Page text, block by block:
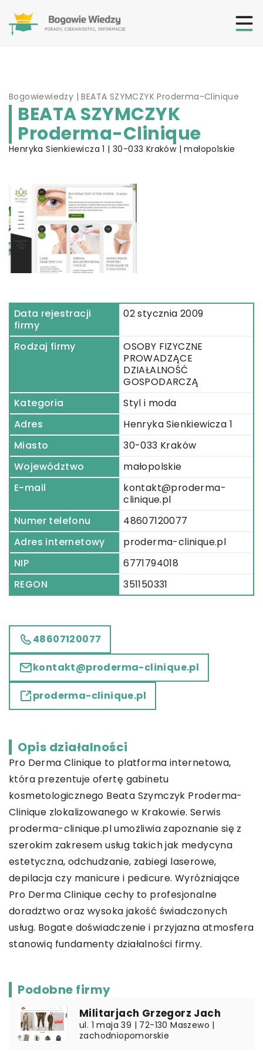
Bogowiewiedzy |BEATA SZYMCZYK Proderma-Clinique
BEATA SZYMCZYK
Proderma-Clinique
Henryka Sienkiewicza 1 | 30-033 Kraków | małopolskie
Data rejestracji
firmy
02 stycznia 2009
Rodzaj firmy
OSOBY FIZYCZNE
PROWADZĄCE
DZIAŁALNOŚĆ
GOSPODARCZĄ
Kategoria
Styl i moda
Adres
Henryka Sienkiewicza 1
Miasto
30-033 Kraków
Województwo
małopolskie
E-mail
kontakt@proderma-
clinique.pl
Numer telefonu
48607120077
Adres internetowy
proderma-clinique.pl
NIP
6771794018
REGON
351150331
48607120077
kontakt@proderma-clinique.pl
proderma-clinique.pl
Opis działalności
Pro Derma Clinique to platforma internetowa,
która prezentuje ofertę gabinetu
kosmetologicznego Beata Szymczyk Proderma-
Clinique zlokalizowanego w Krakowie. Serwis
proderma-clinique.pl umożliwia zapoznanie się z
szerokim zakresem usług takich jak medycyna
estetyczna, odchudzanie, zabiegi laserowe,
depilacja czy manicure i pedicure. Wyróżniające
Pro Derma Clinique cechy to profesjonalne
doradztwo oraz wysoka jakość świadczonych
usług. Bogate doświadczenie i przyjazna atmosfera
stanowią fundamenty działalności firmy.
Podobne firmy
Militarjach Grzegorz Jach
ul. 1 maja 39 | 72-130 Maszewo |
zachodniopomorskie